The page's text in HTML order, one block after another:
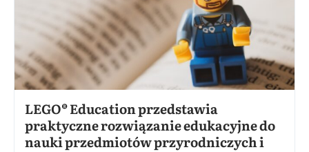
LEGO® Education przedstawia
praktyczne rozwiązanie edukacyjne do
nauki przedmiotów przyrodniczych i